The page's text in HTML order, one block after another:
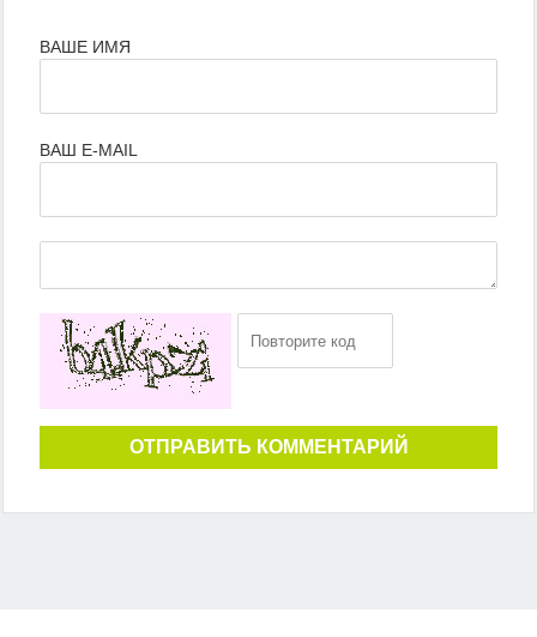
ВАШЕ ИМЯ
ВАШ E-MAIL
ОТПРАВИТЬ КОММЕНТАРИЙ